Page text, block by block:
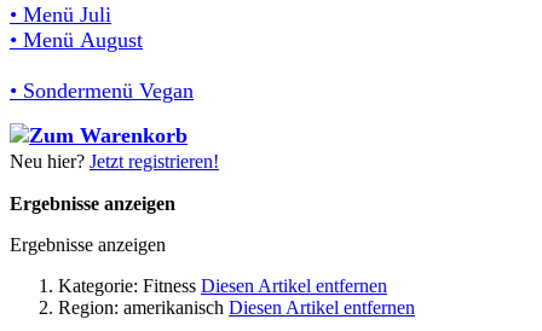
• Menü Juli
• Menü August
• Sondermenü Vegan
Neu hier? Jetzt registrieren!
Ergebnisse anzeigen
Ergebnisse anzeigen
Kategorie: Fitness Diesen Artikel entfernen
Region: amerikanisch Diesen Artikel entfernen